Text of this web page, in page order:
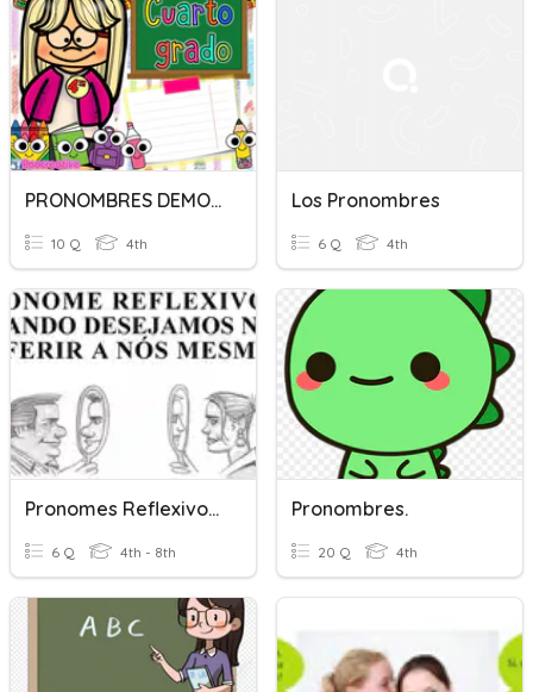
PRONOMBRES DEMOSTRATIVOS
10 Q 4th
Los Pronombres
6 Q 4th
Pronomes Reflexivos - Revisão
6 Q 4th - 8th
Pronombres.
20 Q 4th